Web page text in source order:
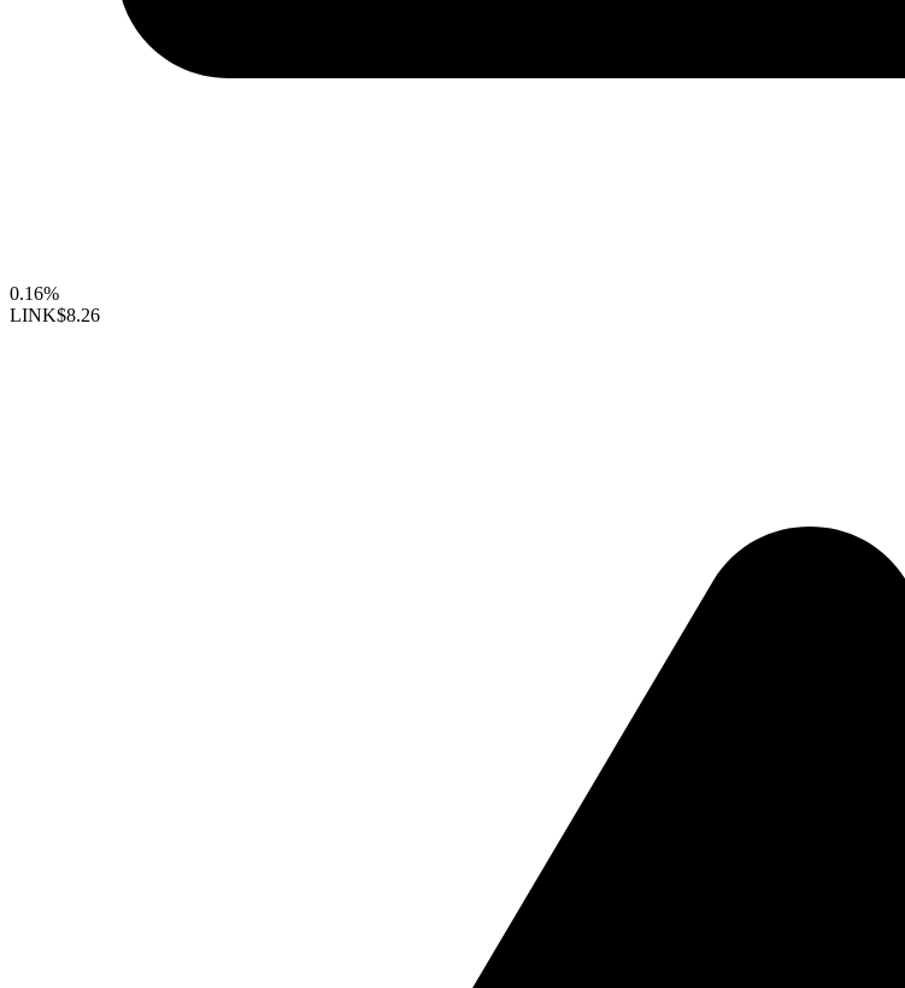
0.16%
LINK$8.26